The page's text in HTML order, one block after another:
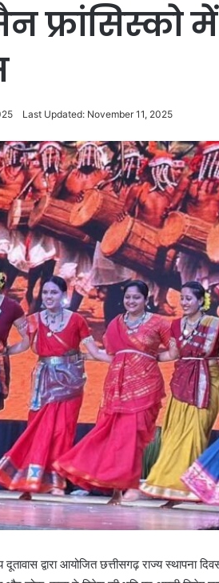
फ्रांसिस्को
Last Updated: November 11, 2025
द्वारा आयोजित छत्तीसगढ़ राज्य स्थापना